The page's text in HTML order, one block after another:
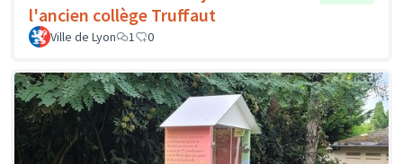
l'ancien collège Truffaut
Ville de Lyon 1 0